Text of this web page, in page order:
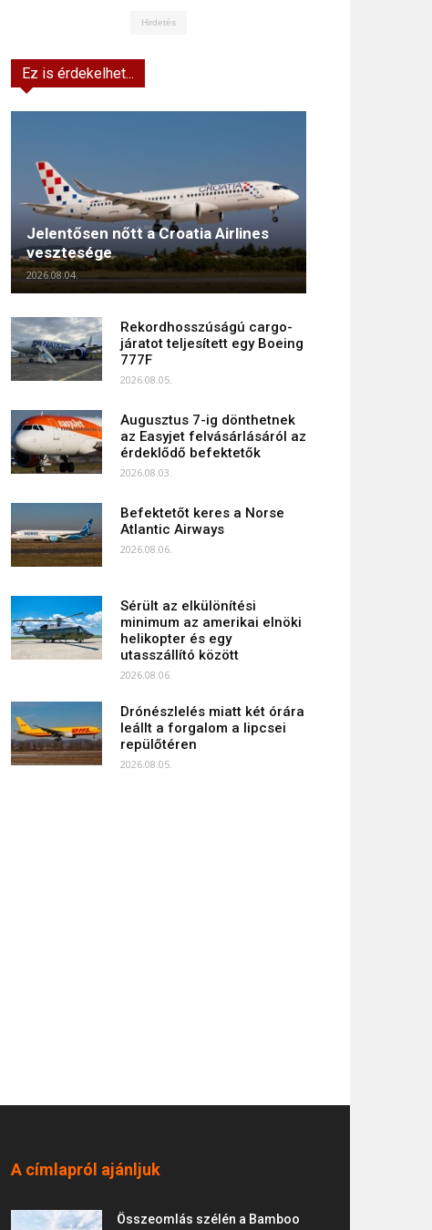
Hirdetés
Ez is érdekelhet...
Jelentősen nőtt a Croatia Airlines
vesztesége
2026.08.04.
Rekordhosszúságú cargo-
járatot teljesített egy Boeing
777F
2026.08.05.
Augusztus 7-ig dönthetnek
az Easyjet felvásárlásáról az
érdeklődő befektetők
2026.08.03.
Befektetőt keres a Norse
Atlantic Airways
2026.08.06.
Sérült az elkülönítési
minimum az amerikai elnöki
helikopter és egy
utasszállító között
2026.08.06.
Drónészlelés miatt két órára
leállt a forgalom a lipcsei
repülőtéren
2026.08.05.
A címlapról ajánljuk
Összeomlás szélén a Bamboo